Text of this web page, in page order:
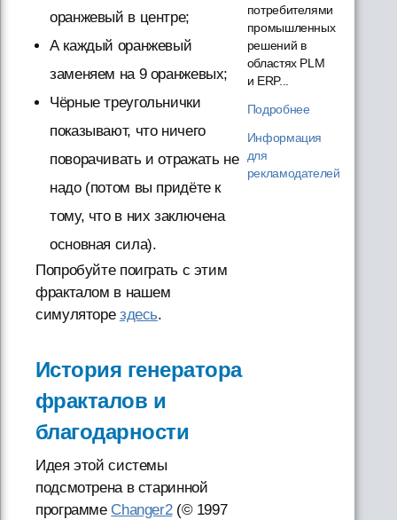
оранжевый в центре;
А каждый оранжевый
заменяем на 9 оранжевых;
Чёрные треугольнички
показывают, что ничего
поворачивать и отражать не
надо (потом вы придёте к
тому, что в них заключена
основная сила).
Попробуйте поиграть с этим
фракталом в нашем
симуляторе здесь.
История генератора
фракталов и
благодарности
Идея этой системы
подсмотрена в старинной
программе Changer2(© 1997
потребителями
промышленных
решений в
областях PLM
и ERP...
Подробнее
Информация
для
рекламодателей